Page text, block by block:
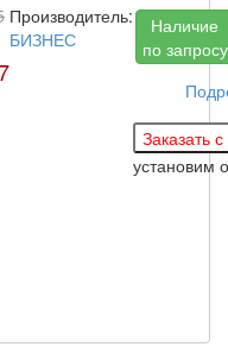
Производитель:
БИЗНЕС
Наличие
по запросу
установим